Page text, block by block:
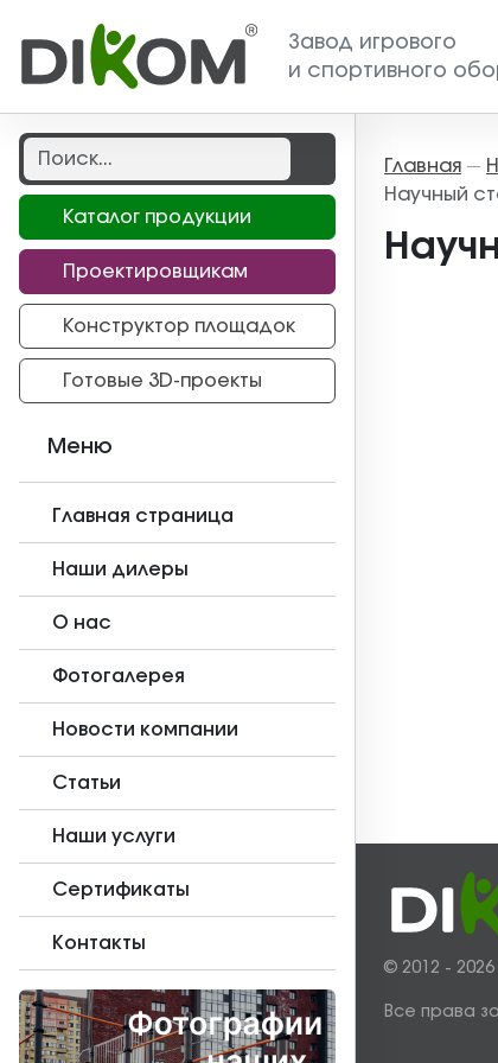
Завод игрового
и спортивного
Каталог продукции
Проектировщикам
Конструктор площадок
Готовые 3D-проекты
Меню
Главная страница
Наши дилеры
О нас
Фотогалерея
Новости компании
Статьи
Наши услуги
Сертификаты
Контакты
Главная —
Научный
© 2012 -
Все права